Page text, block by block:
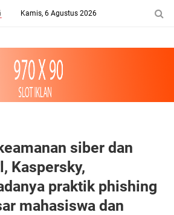
Kamis, 6 Agustus 2026
siber dan
Kaspersky,
praktik phishing
mahasiswa dan